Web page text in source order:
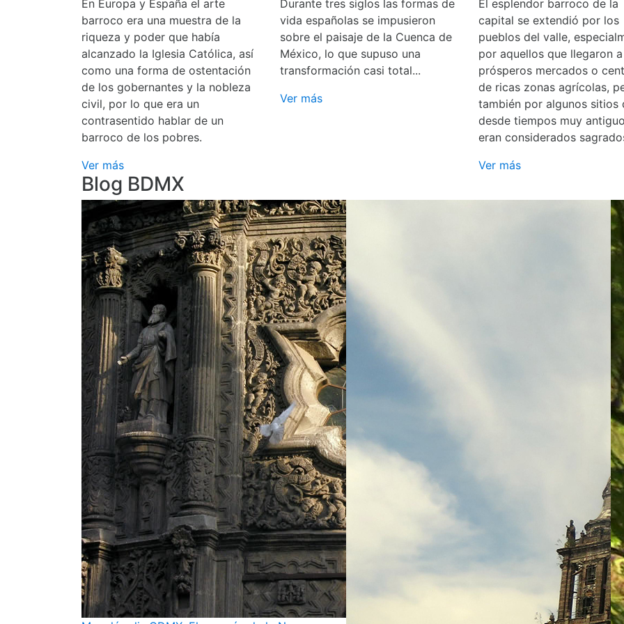
En Europa y España el arte
barroco era una muestra de la
riqueza y poder que había
alcanzado la Iglesia Católica, así
como una forma de ostentación
de los gobernantes y la nobleza
civil, por lo que era un
contrasentido hablar de un
barroco de los pobres.
Ver más
Durante tres siglos las formas de
vida españolas se impusieron
sobre el paisaje de la Cuenca de
México, lo que supuso una
transformación casi total...
Ver más
El esplendor barroco de la
capital se extendió por los
pueblos del valle,
por aquellos que llegaron
prósperos mercados o
de ricas zonas agrícolas,
también por algunos sitios
desde tiempos muy
eran considerados
Ver más
Blog BDMX